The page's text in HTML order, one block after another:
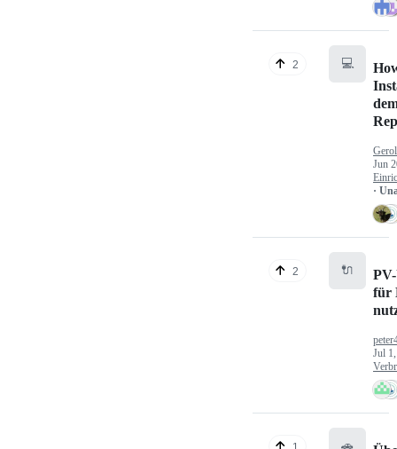
2 💻
Jun
·
2 🔌
für
Jul
🚗